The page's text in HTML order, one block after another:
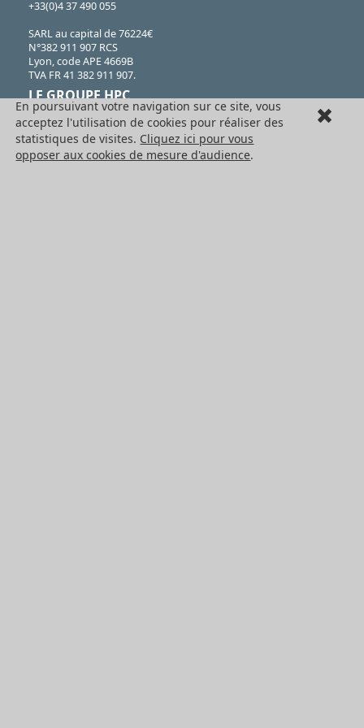
+33(0)4 37 490 055
SARL au capital de 76224€
N°382 911 907 RCS
Lyon, code APE 4669B
TVA FR 41 382 911 907.
LE GROUPE HPC
Engrenages HPC
HPC Ct Meca
En poursuivant votre navigation sur ce site, vous
acceptez l'utilisation de cookies pour réaliser des
statistiques de visites. Cliquez ici pour vous
opposer aux cookies de mesure d'audience.